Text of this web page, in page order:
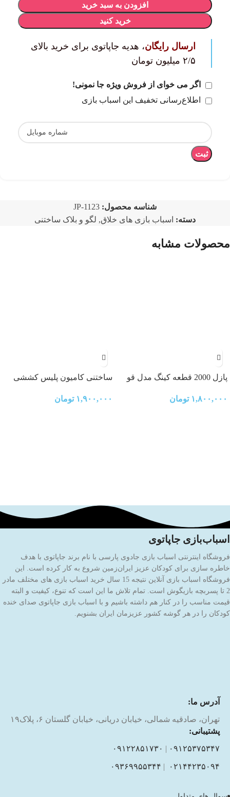
افزودن به سبد خرید
خرید کنید
ارسال رایگان، هدیه جاپاتوی برای خرید بالای
۲/۵ میلیون تومان
اگر می خوای از فروش ویژه جا نمونی!
اطلاع‌رسانی تخفیف این اسباب بازی
ثبت
شناسه محصول: JP-1123
دسته: اسباب بازی های خلاق, لگو و بلاک ساختنی
محصولات مشابه
پازل 2000 قطعه کینگ مدل قو
۱,۸۰۰,۰۰۰ تومان
ساختنی کامیون پلیس کششی
۱,۹۰۰,۰۰۰ تومان
اسباب‌بازی جاپاتوی
فروشگاه اینترنتی اسباب بازی جادوی پارسی با نام برند جاپاتوی با هدف
خاطره سازی برای کودکان عزیز ایران‌زمین شروع به کار کرده است. این
فروشگاه اسباب بازی آنلاین نتیجه 15 سال خرید اسباب بازی های مختلف مادر
2 تا پسربچه بازیگوش است. تمام تلاش ما این است که تنوع، کیفیت و البته
قیمت مناسب را در کنار هم داشته باشیم و با اسباب بازی جاپاتوی صدای خنده
کودکان را در هر گوشه کشور عزیزمان ایران بشنویم.
آدرس ما:
تهران، صادقیه شمالی، خیابان دریانی، خیابان گلستان ۶، پلاک۱۹
پشتیبانی:
۰۹۱۲۵۳۷۵۳۴۷ | ۰۹۱۲۲۸۵۱۷۳۰
۰۲۱۴۴۲۳۵۰۹۴ | ۰۹۳۶۹۹۵۵۳۴۴